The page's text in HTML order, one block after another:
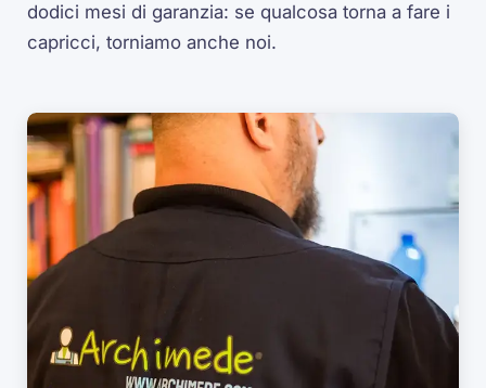
dodici mesi di garanzia: se qualcosa torna a fare i
capricci, torniamo anche noi.